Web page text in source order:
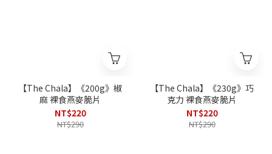
【The Chala】《200g》椒
麻 裸食燕麥脆片
NT$220
NT$290
【The Chala】《230g》巧
克力 裸食燕麥脆片
NT$220
NT$290